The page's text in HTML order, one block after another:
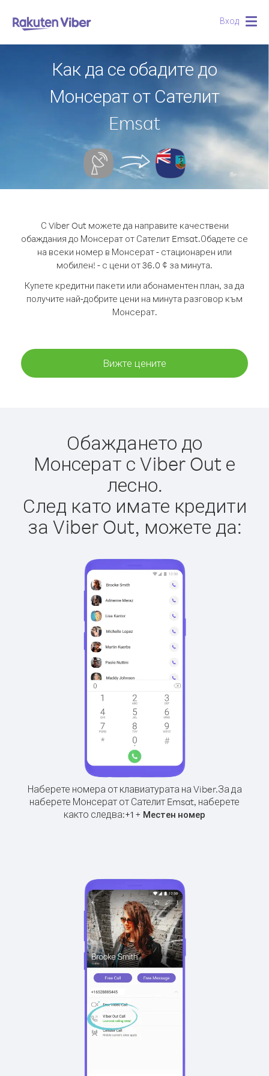
Вход
Как да се обадите до
Монсерат от Сателит
Emsat
С Viber Out можете да направите качествени
обаждания до Монсерат от Сателит Emsat.Обадете се
на всеки номер в Монсерат - стационарен или
мобилен! - с цени от 36.0 ¢ за минута.
Купете кредитни пакети или абонаментен план, за да
получите най-добрите цени на минута разговор към
Монсерат.
Вижте цените
Обаждането до
Монсерат с Viber Out е
лесно.
След като имате кредити
за Viber Out, можете да:
Наберете номера от клавиатурата на Viber.За да
наберете Монсерат от Сателит Emsat, наберете
както следва:+1 + Местен номер